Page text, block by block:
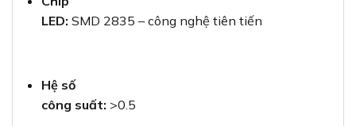
LED: SMD 2835 – công nghệ tiên tiến
Hệ số
công suất: >0.5